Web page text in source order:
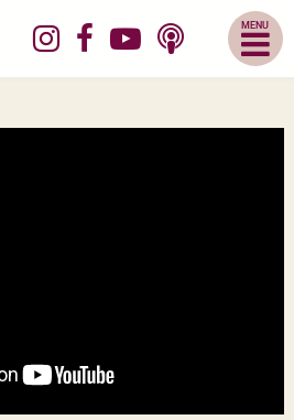
Abrir
Menu
Mobile